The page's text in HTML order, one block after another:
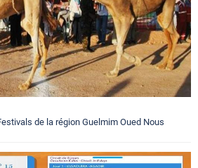
de la région Guelmim Oued Nous